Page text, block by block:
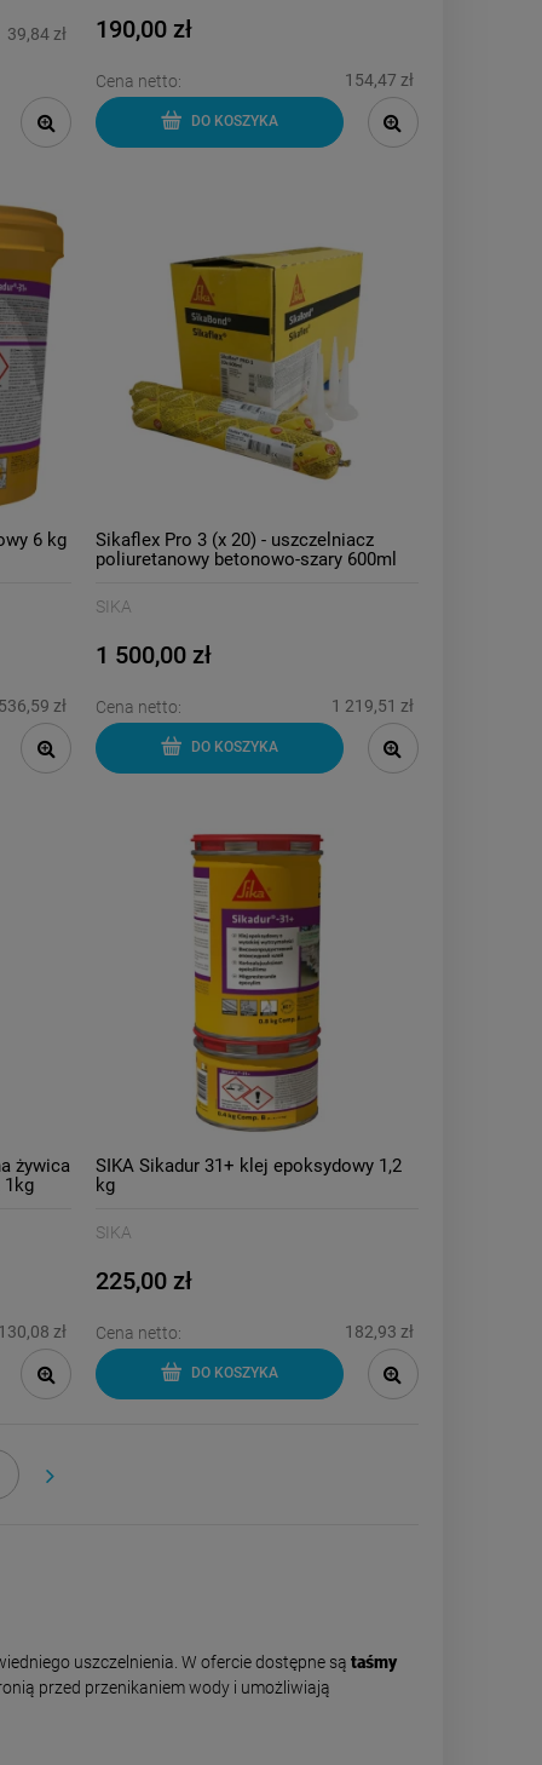
39,84 zł 190,00 zł
Cena netto: 154,47 zł
DO KOSZYKA
6 kg
536,59 zł
Sikaflex Pro 3 (x 20) - uszczelniacz
poliuretanowy betonowo-szary 600ml
SIKA
1 500,00 zł
Cena netto: 1 219,51 zł
DO KOSZYKA
żywica
1kg
130,08 zł
SIKA Sikadur 31+ klej epoksydowy 1,2
kg
SIKA
225,00 zł
Cena netto: 182,93 zł
DO KOSZYKA
uszczelnienia. W ofercie dostępne są taśmy
przed przenikaniem wody i umożliwiają